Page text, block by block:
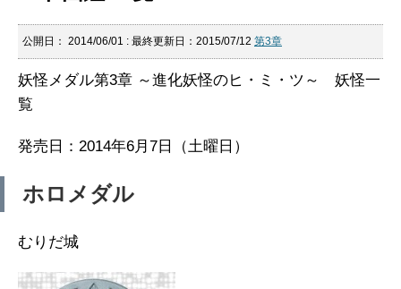
公開日： 2014/06/01 : 最終更新日：2015/07/12 第3章
妖怪メダル第3章 ～進化妖怪のヒ・ミ・ツ～ 妖怪一
覧
発売日：2014年6月7日（土曜日）
ホロメダル
むりだ城